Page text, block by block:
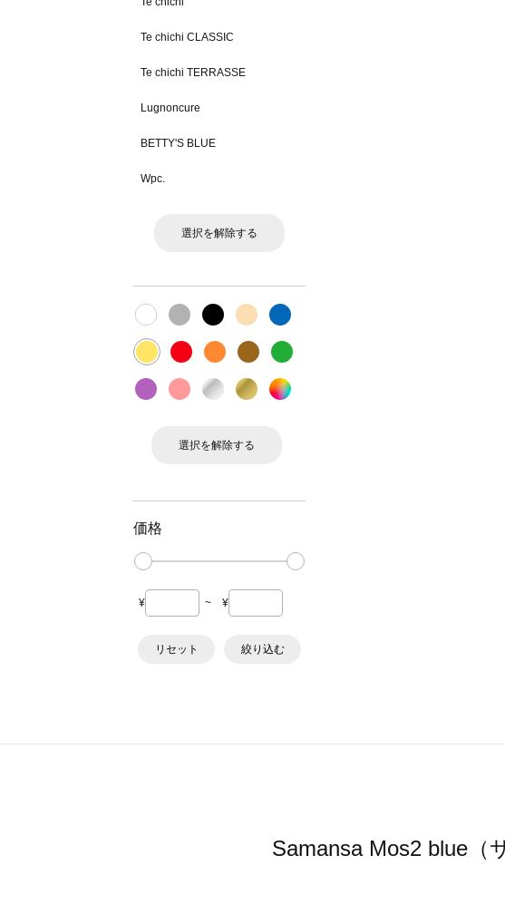
Te chichi CLASSIC
Te chichi TERRASSE
Lugnoncure
BETTY'S BLUE
Wpc.
選択を解除する
選択を解除する
価格
¥ ~ ¥
リセット 絞り込む
Samansa Mos2 blue